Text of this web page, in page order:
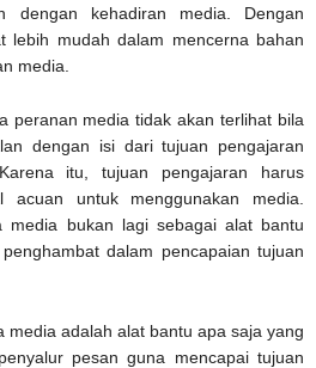
dengan kehadiran media. Dengan
lebih mudah dalam mencerna bahan
media.
peranan media tidak akan terlihat bila
dengan isi dari tujuan pengajaran
itu, tujuan pengajaran harus
acuan untuk menggunakan media.
media bukan lagi sebagai alat bantu
dalam pencapaian tujuan
media adalah alat bantu apa saja yang
pesan guna mencapai tujuan